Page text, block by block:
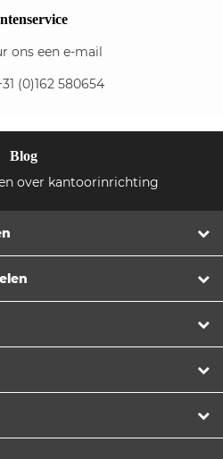
ons een e-mail
(0)162 580654
Blog
over kantoorinrichting